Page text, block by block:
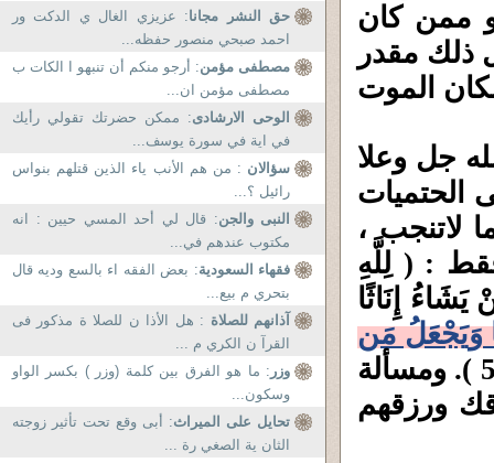
ممن كان
ذلك مقدر
الموت
جل وعلا
الحتميات
لاتنجب ،
فقط : ( لِلَّهِ
إِنَاثًا
وَيَجْعَلُ مَن
) ( الشورى 49 : 50 ). ومسألة
ورزقهم
حق النشر مجانا: عزيزي الغال ي الدكت ور
احمد صبحي منصور حفظه...
مصطفى مؤمن: أرجو منكم أن تنبهو ا الكات ب
مصطفى مؤمن ان...
الوحى الارشادى: ممكن حضرتك تقولي رأيك
في اية في سورة يوسف...
سؤالان : من هم الأنب ياء الذين قتلهم بنواس
رائيل ؟...
النبى والجن: قال لي أحد المسي حيين : انه
مكتوب عندهم في...
فقهاء السعودية: بعض الفقه اء بالسع وديه قال
بتحري م بيع...
آذانهم للصلاة : هل الأذا ن للصلا ة مذكور فى
القرآ ن الكري م ...
وزر : ما هو الفرق بين كلمة (وزر ) بكسر الواو
وسكون...
تحايل على الميراث: أبى وقع تحت تأثير زوجته
الثان ية الصغي رة ...